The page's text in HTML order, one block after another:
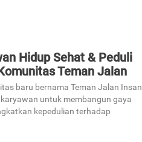
Hidup Sehat & Peduli
Teman Jalan
baru bernama Teman Jalan Insan
untuk membangun gaya
kepedulian terhadap